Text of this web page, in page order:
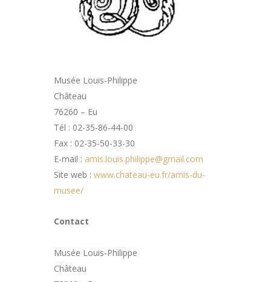
Musée Louis-Philippe
Château
76260 – Eu
Tél : 02-35-86-44-00
Fax : 02-35-50-33-30
E-mail : amis.louis.philippe@gmail.com
Site web : www.chateau-eu.fr/amis-du-
musee/
Contact
Musée Louis-Philippe
Château